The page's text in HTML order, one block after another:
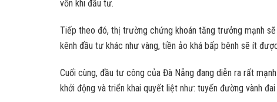
vốn khi đầu tư.
Tiếp theo đó, thị trường chứng khoán tăng trưởng mạnh
kênh đầu tư khác như vàng, tiền ảo khá bấp bênh sẽ ít
Cuối cùng, đầu tư công của Đà Nẵng đang diễn ra rất
khởi động và triển khai quyết liệt như: tuyến đường vành